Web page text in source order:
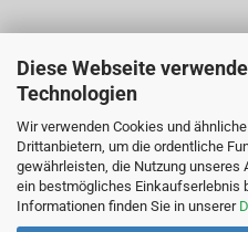
Diese Webseite
Technologien
Wir verwenden Cookies und
Drittanbietern, um die ordentliche
gewährleisten, die Nutzung unseres
ein bestmögliches Einkaufserlebnis
Informationen finden Sie in unserer